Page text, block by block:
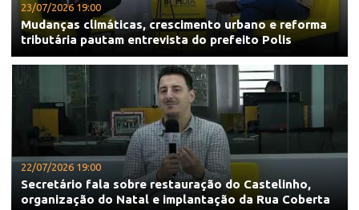
23/07/2026 19:00
Mudanças climáticas, crescimento urbano e reforma
tributária pautam entrevista do prefeito Polis
22/07/2026 19:00
Secretário fala sobre restauração do Castelinho,
organização do Natal e implantação da Rua Coberta